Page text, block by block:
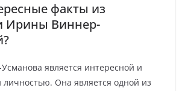
факты из
Ирины Виннер-
является интересной и
Она является одной из